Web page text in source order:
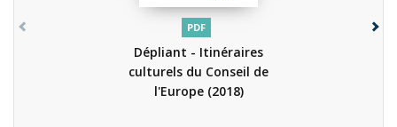
PDF
Dépliant - Itinéraires
culturels du Conseil de
l'Europe (2018)